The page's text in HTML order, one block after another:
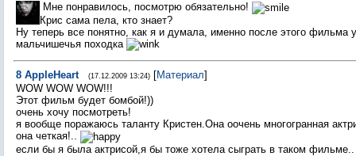
Мне понравилось, посмотрю обязательно!
Крис сама пела, кто знает?
Ну теперь все понятно, как я и думала, именно после этого фильма
мальчишечья походка
8 AppleHeart (17.12.2009 13:24) [Материал]
WOW WOW WOW!!!
Этот фильм будет бомбой!))
очень хочу посмотреть!
я вообще поражаюсь таланту Кристен.Она оочень многогранная
она четкая!..
если бы я была актрисой,я бы тоже хотела сыграть в таком фильме..